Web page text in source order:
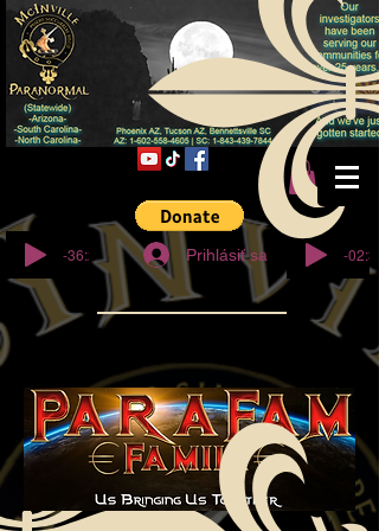
© Copyright
-36:27 Prihlásiť sa -02:32